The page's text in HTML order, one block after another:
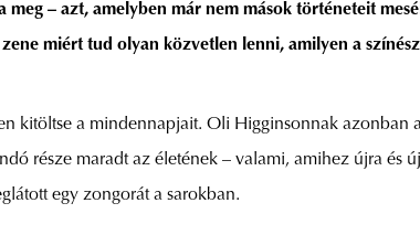
– azt, amelyben már nem mások történeteit
miért tud olyan közvetlen lenni, amilyen a
kitöltse a mindennapjait. Oli Higginsonnak azonban
része maradt az életének – valami, amihez újra és
egy zongorát a sarokban.